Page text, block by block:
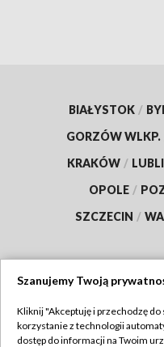
BIAŁYSTOK /
GORZÓW WLKP.
KRAKÓW /
OPOLE /
SZCZECIN /
Szanujemy Twoją
Kliknij "Akceptuję i przechodzę do
korzystanie z technologii
dostęp do informacji na Twoim